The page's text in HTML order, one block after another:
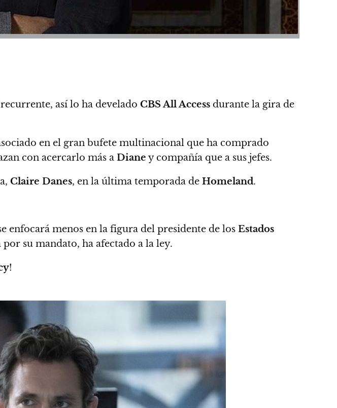
, así lo ha develado CBS All Access durante la gira de
en el gran bufete multinacional que ha comprado
con acercarlo más a Diane y compañía que a sus jefes.
Claire Danes, en la última temporada de Homeland.
enfocará menos en la figura del presidente de los Estados
su mandato, ha afectado a la ley.
!